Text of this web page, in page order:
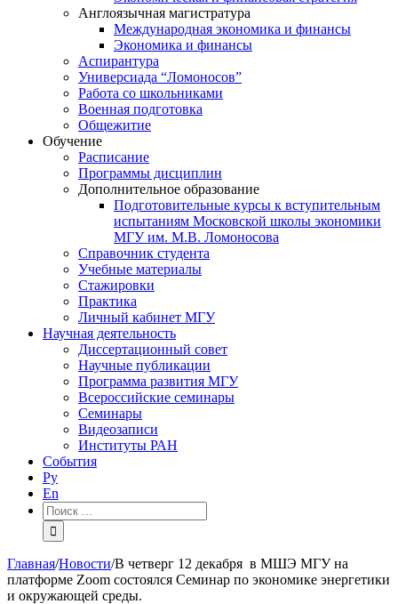
Англоязычная магистратура
Международная экономика и финансы
Экономика и финансы
Аспирантура
Универсиада “Ломоносов”
Работа со школьниками
Военная подготовка
Общежитие
Обучение
Расписание
Программы дисциплин
Дополнительное образование
Подготовительные курсы к вступительным
испытаниям Московской школы экономики
МГУ им. М.В. Ломоносова
Справочник студента
Учебные материалы
Стажировки
Практика
Личный кабинет МГУ
Научная деятельность
Диссертационный совет
Научные публикации
Программа развития МГУ
Всероссийские семинары
Семинары
Видеозаписи
Институты РАН
События
Ру
En
Результат
поиска:
Главная/Новости/В четверг 12 декабря в МШЭ МГУ на
платформе Zoom состоялся Семинар по экономике энергетики
и окружающей среды.